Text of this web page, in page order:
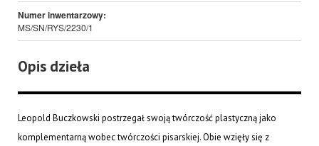
Numer inwentarzowy:
MS/SN/RYS/2230/1
Opis dzieła
Leopold Buczkowski postrzegał swoją twórczość plastyczną jako
komplementarną wobec twórczości pisarskiej. Obie wzięły się z